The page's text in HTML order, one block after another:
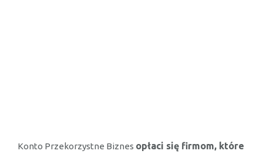
Konto Przekorzystne Biznes opłaci się firmom, które